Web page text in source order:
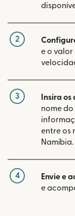
2
e o valor
3 Insira
nome
entre os
Namíbia.
4 Envie e
e